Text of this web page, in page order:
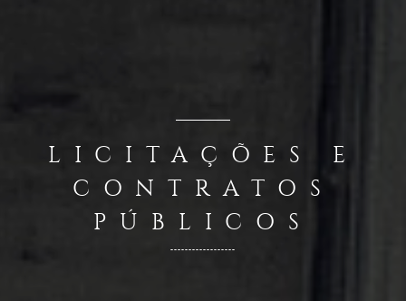
LICITAÇÕES E
CONTRATOS
PÚBLICOS
------------------